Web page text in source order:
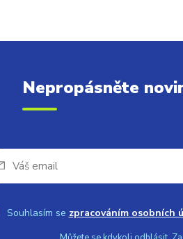
Nepropásněte
Souhlasím se zpracováním osobních